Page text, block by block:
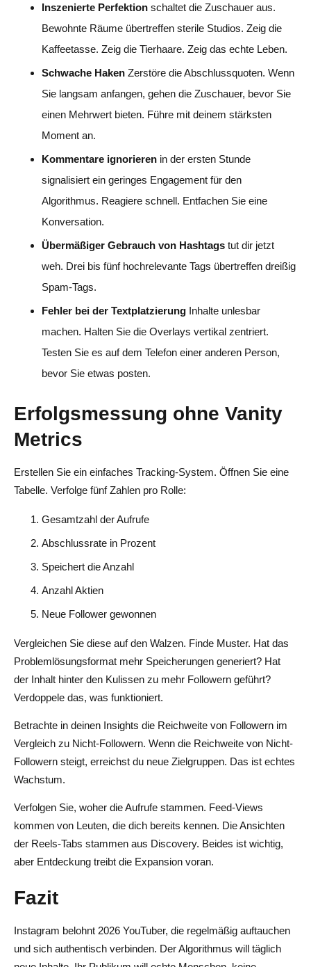
Inszenierte Perfektion schaltet die Zuschauer aus.
Bewohnte Räume übertreffen sterile Studios. Zeig die
Kaffeetasse. Zeig die Tierhaare. Zeig das echte Leben.
Schwache Haken Zerstöre die Abschlussquoten. Wenn
Sie langsam anfangen, gehen die Zuschauer, bevor Sie
einen Mehrwert bieten. Führe mit deinem stärksten
Moment an.
Kommentare ignorieren in der ersten Stunde
signalisiert ein geringes Engagement für den
Algorithmus. Reagiere schnell. Entfachen Sie eine
Konversation.
Übermäßiger Gebrauch von Hashtags tut dir jetzt
weh. Drei bis fünf hochrelevante Tags übertreffen dreißig
Spam-Tags.
Fehler bei der Textplatzierung Inhalte unlesbar
machen. Halten Sie die Overlays vertikal zentriert.
Testen Sie es auf dem Telefon einer anderen Person,
bevor Sie etwas posten.
Erfolgsmessung ohne Vanity
Metrics
Erstellen Sie ein einfaches Tracking-System. Öffnen Sie eine
Tabelle. Verfolge fünf Zahlen pro Rolle:
Gesamtzahl der Aufrufe
Abschlussrate in Prozent
Speichert die Anzahl
Anzahl Aktien
Neue Follower gewonnen
Vergleichen Sie diese auf den Walzen. Finde Muster. Hat das
Problemlösungsformat mehr Speicherungen generiert? Hat
der Inhalt hinter den Kulissen zu mehr Followern geführt?
Verdoppele das, was funktioniert.
Betrachte in deinen Insights die Reichweite von Followern im
Vergleich zu Nicht-Followern. Wenn die Reichweite von Nicht-
Followern steigt, erreichst du neue Zielgruppen. Das ist echtes
Wachstum.
Verfolgen Sie, woher die Aufrufe stammen. Feed-Views
kommen von Leuten, die dich bereits kennen. Die Ansichten
der Reels-Tabs stammen aus Discovery. Beides ist wichtig,
aber Entdeckung treibt die Expansion voran.
Fazit
Instagram belohnt 2026 YouTuber, die regelmäßig auftauchen
und sich authentisch verbinden. Der Algorithmus will täglich